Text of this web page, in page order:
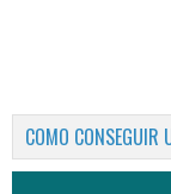
COMO CONSEGUIR